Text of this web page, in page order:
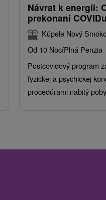
Návrat k energii:
prekonaní COVIDu
Kúpele Nový
Od 10 NocíPlná Penzia
Postcovidový program
fyzickej a psychickej
procedúrami nabitý